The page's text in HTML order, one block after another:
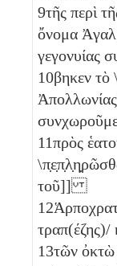
9τῆς περὶ
ὄνομα
γεγονυίας
10βηκεν
11πρὸς
τοῦ]]
12
13τῶν ὀκτὼ